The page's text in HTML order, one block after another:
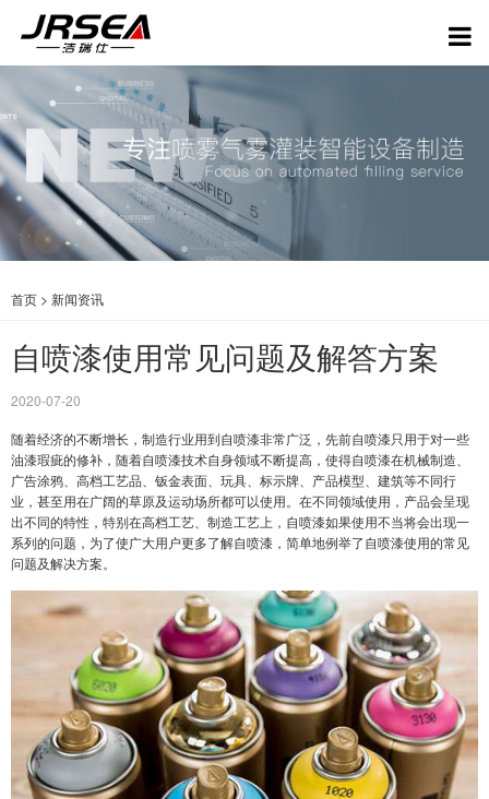
首页 > 新闻资讯
自喷漆使用常见问题及解答方案
2020-07-20
随着经济的不断增长，制造行业用到自喷漆非常广泛，先前自喷漆只用于对一些
油漆瑕疵的修补，随着自喷漆技术自身领域不断提高，使得自喷漆在机械制造、
广告涂鸦、高档工艺品、钣金表面、玩具、标示牌、产品模型、建筑等不同行
业，甚至用在广阔的草原及运动场所都可以使用。在不同领域使用，产品会呈现
出不同的特性，特别在高档工艺、制造工艺上，自喷漆如果使用不当将会出现一
系列的问题，为了使广大用户更多了解自喷漆，简单地例举了自喷漆使用的常见
问题及解决方案。